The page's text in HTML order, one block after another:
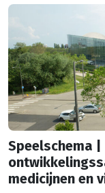
Speelschema
medicijnen en